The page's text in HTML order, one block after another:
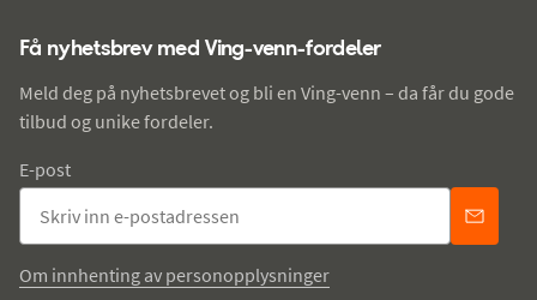
Få nyhetsbrev med Ving-venn-fordeler
Meld deg på nyhetsbrevet og bli en Ving-venn – da får du gode
tilbud og unike fordeler.
E-post
Om innhenting av personopplysninger